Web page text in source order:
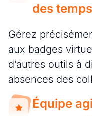
des
Gérez
aux badges
d’autres outils à
absences des
Équipe